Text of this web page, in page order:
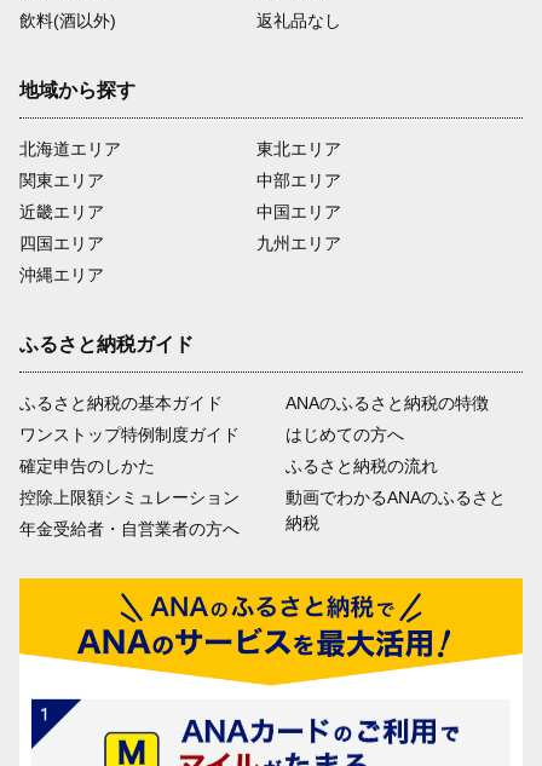
飲料(酒以外)
返礼品なし
地域から探す
北海道エリア
関東エリア
近畿エリア
四国エリア
沖縄エリア
東北エリア
中部エリア
中国エリア
九州エリア
ふるさと納税ガイド
ふるさと納税の基本ガイド
ワンストップ特例制度ガイド
確定申告のしかた
控除上限額シミュレーション
年金受給者・自営業者の方へ
ANAのふるさと納税の特徴
はじめての方へ
ふるさと納税の流れ
動画でわかるANAのふるさと
納税